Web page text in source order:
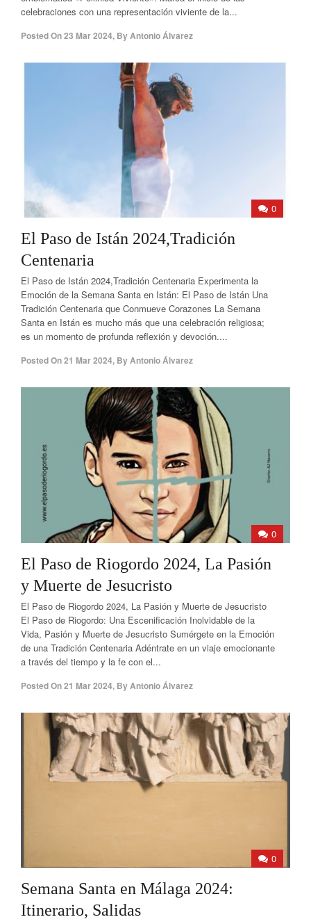
celebraciones con una representación viviente de la...
Posted On23 Mar 2024, ByAntonio Álvarez
0
El Paso de Istán 2024,Tradición
Centenaria
El Paso de Istán 2024,Tradición Centenaria Experimenta la
Emoción de la Semana Santa en Istán: El Paso de Istán Una
Tradición Centenaria que Conmueve Corazones La Semana
Santa en Istán es mucho más que una celebración religiosa;
es un momento de profunda reflexión y devoción....
Posted On21 Mar 2024, ByAntonio Álvarez
0
El Paso de Riogordo 2024, La Pasión
y Muerte de Jesucristo
El Paso de Riogordo 2024, La Pasión y Muerte de Jesucristo
El Paso de Riogordo: Una Escenificación Inolvidable de la
Vida, Pasión y Muerte de Jesucristo Sumérgete en la Emoción
de una Tradición Centenaria Adéntrate en un viaje emocionante
a través del tiempo y la fe con el...
Posted On21 Mar 2024, By Antonio Álvarez
0
Semana Santa en Málaga 2024:
Itinerario, Salidas